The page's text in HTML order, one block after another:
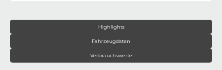
Highlights
Fahrzeugdaten
Verbrauchswerte